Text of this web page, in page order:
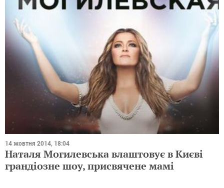
14 жовтня 2014, 18:04
Наталя Могилевська влаштовує в Києві
грандіозне шоу, присвячене мамі